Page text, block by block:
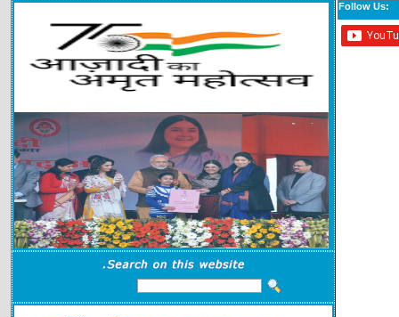
Follow Us: